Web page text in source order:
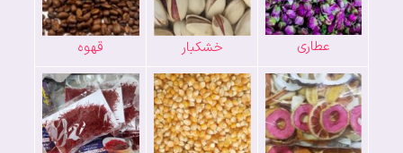
عطاری خشکبار قهوه